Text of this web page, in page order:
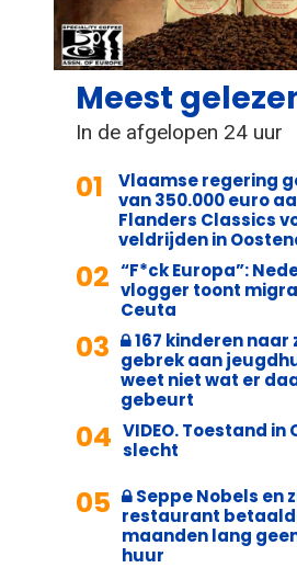
Meest
In de afgelopen 24 uur
01
Vlaamse regering
van 350.000 euro
Flanders Classics
veldrijden in
02 “F*ck Europa”:
vlogger toont
Ceuta
03
167 kinderen naar
gebrek aan
weet niet wat er
gebeurt
04 VIDEO. Toestand in
slecht
05
Seppe Nobels en
restaurant
maanden lang
huur